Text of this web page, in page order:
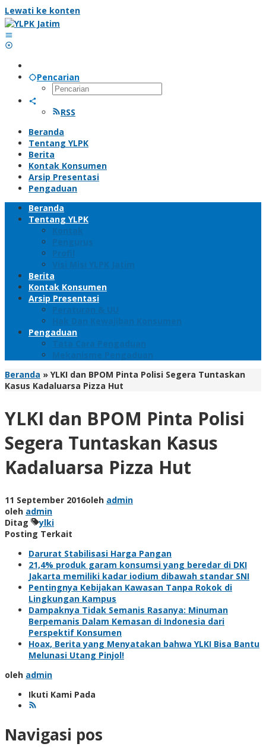
Lewati ke konten
Pencarian
RSS
Beranda
Tentang YLPK
Berita
Kontak Konsumen
Arsip Presentasi
Pengaduan
Beranda
Tentang YLPK
Kontak
Pengurus
Profil
Visi Misi YLPK Jatim
Berita
Kontak Konsumen
Arsip Presentasi
Peraturan & UU
Hak Dan Kewajiban Konsumen
Pengaduan
Tata Cara Pengaduan
Mekanisme Pengaduan
Beranda » YLKI dan BPOM Pinta Polisi Segera Tuntaskan
Kasus Kadaluarsa Pizza Hut
YLKI dan BPOM Pinta Polisi
Segera Tuntaskan Kasus
Kadaluarsa Pizza Hut
11 September 2016oleh admin
oleh admin
Ditag
ylki
Posting Terkait
Darurat Stabilisasi Harga Pangan
21,4% produk garam konsumsi yang beredar di DKI
Jakarta memiliki kadar iodium dibawah standar SNI
Pentingnya Kebijakan Kawasan Tanpa Rokok di
Lingkungan Kampus
Dampaknya Tidak Semanis Rasanya: Minuman
Berpemanis Dalam Kemasan di Indonesia dari
Perspektif Konsumen
Hoax, Berita yang Menyatakan bahwa YLKI Bisa Bantu
Melunasi Utang Pinjol!
oleh admin
Ikuti Kami Pada
Navigasi pos